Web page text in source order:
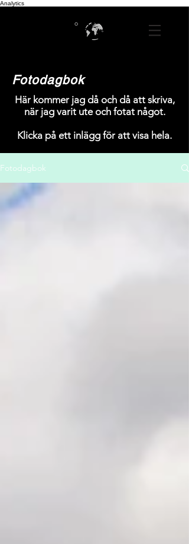
Analytics
Fotodagbok
Här kommer jag då och då att skriva,
när jag varit ute och fotat något.
Klicka på ett inlägg för att visa hela.
Fotodagbok